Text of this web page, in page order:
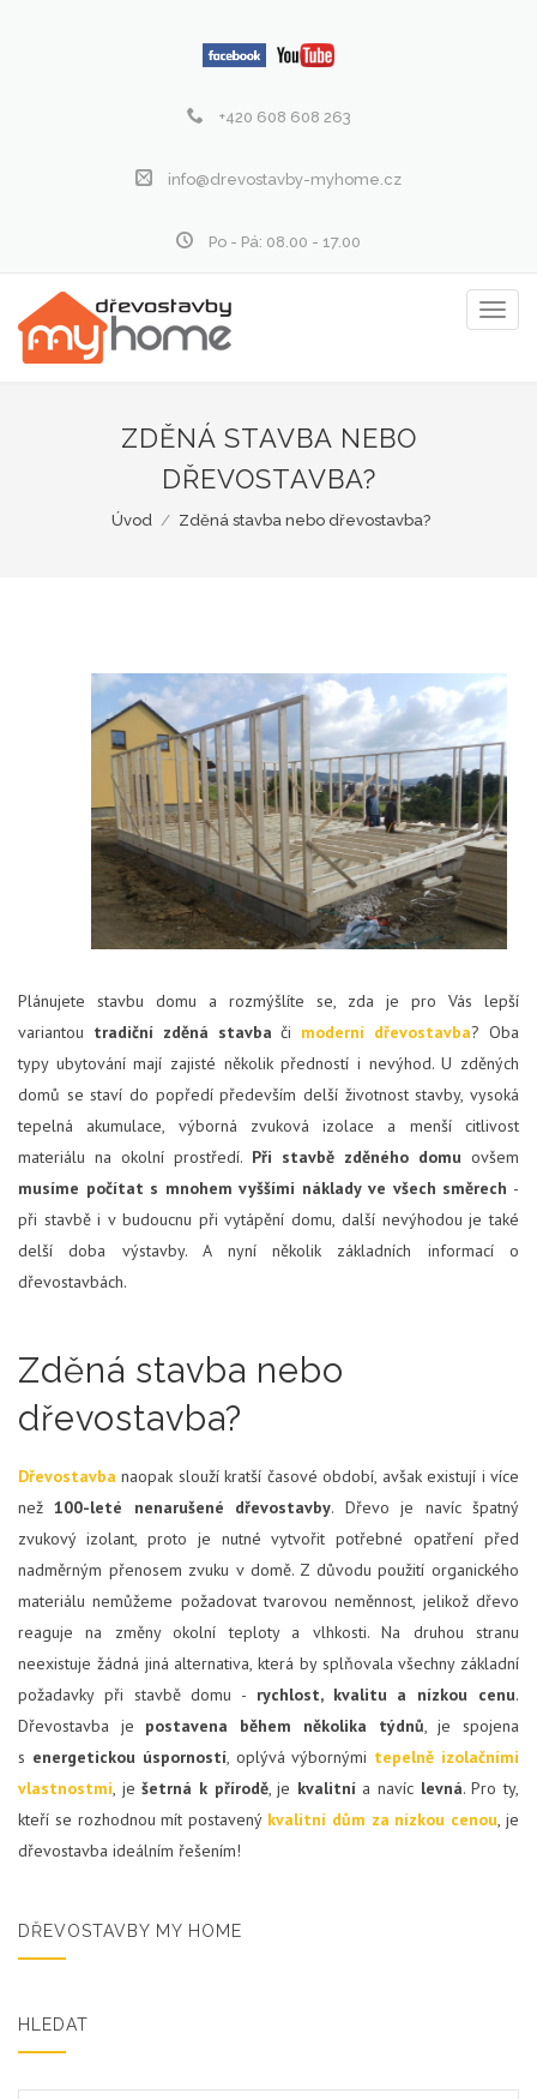
+420 608 608 263
info@drevostavby-myhome.cz
Po - Pá: 08.00 - 17.00
menu
ZDĚNÁ STAVBA NEBO
DŘEVOSTAVBA?
Úvod / Zděná stavba nebo dřevostavba?
Plánujete stavbu domu a rozmýšlíte se, zda je pro Vás lepší
variantou tradiční zděná stavba či moderní dřevostavba? Oba
typy ubytování mají zajisté několik předností i nevýhod. U zděných
domů se staví do popředí především delší životnost stavby, vysoká
tepelná akumulace, výborná zvuková izolace a menší citlivost
materiálu na okolní prostředí. Při stavbě zděného domu ovšem
musíme počítat s mnohem vyššími náklady ve všech směrech -
při stavbě i v budoucnu při vytápění domu, další nevýhodou je také
delší doba výstavby. A nyní několik základních informací o
dřevostavbách.
Zděná stavba nebo
dřevostavba?
Dřevostavba naopak slouží kratší časové období, avšak existují i více
než 100-leté nenarušené dřevostavby. Dřevo je navíc špatný
zvukový izolant, proto je nutné vytvořit potřebné opatření před
nadměrným přenosem zvuku v domě. Z důvodu použití organického
materiálu nemůžeme požadovat tvarovou neměnnost, jelikož dřevo
reaguje na změny okolní teploty a vlhkosti. Na druhou stranu
neexistuje žádná jiná alternativa, která by splňovala všechny základní
požadavky při stavbě domu - rychlost, kvalitu a nízkou cenu.
Dřevostavba je postavena během několika týdnů, je spojena
s energetickou úsporností, oplývá výbornými tepelně izolačními
vlastnostmi, ješetrná k přírodě, je kvalitnía navíc levná. Pro ty,
kteří se rozhodnou mít postavený kvalitní dům za nízkou cenou, je
dřevostavba ideálním řešením!
DŘEVOSTAVBY MY HOME
HLEDAT